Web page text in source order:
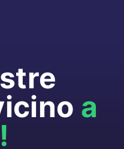
a